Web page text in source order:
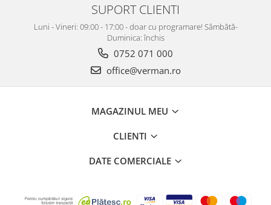
SUPORT CLIENTI
Luni - Vineri: 09:00 - 17:00 - doar cu programare! Sâmbătă-
Duminica: închis
0752 071 000
office@verman.ro
MAGAZINUL MEU
CLIENTI
DATE COMERCIALE